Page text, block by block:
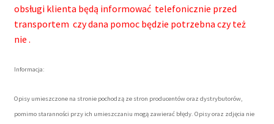
obsługi klienta będą informować telefonicznie przed
transportem czy dana pomoc będzie potrzebna czy też
nie .
Informacja:
Opisy umieszczone na stronie pochodzą ze stron producentów oraz dystrybutorów,
pomimo staranności przy ich umieszczaniu mogą zawierać błędy. Opisy oraz zdjęcia nie